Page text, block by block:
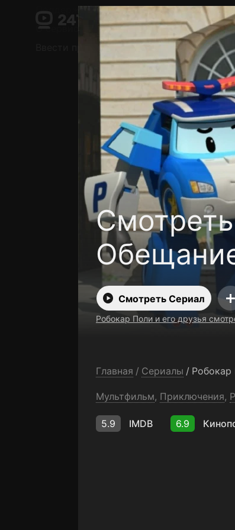
Смотреть Сериал
Робокар Поли и его друзья
Главная / Сериалы / Робокар
Мультфильм, Приключения,
5.9 IMDB 6.9
Поддержка:support@24h.tv
Пользовательское
Ввести промокод
Установить на ТВ